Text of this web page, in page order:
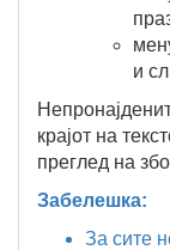
и
крајот на
преглед на
Забелешка:
За сите